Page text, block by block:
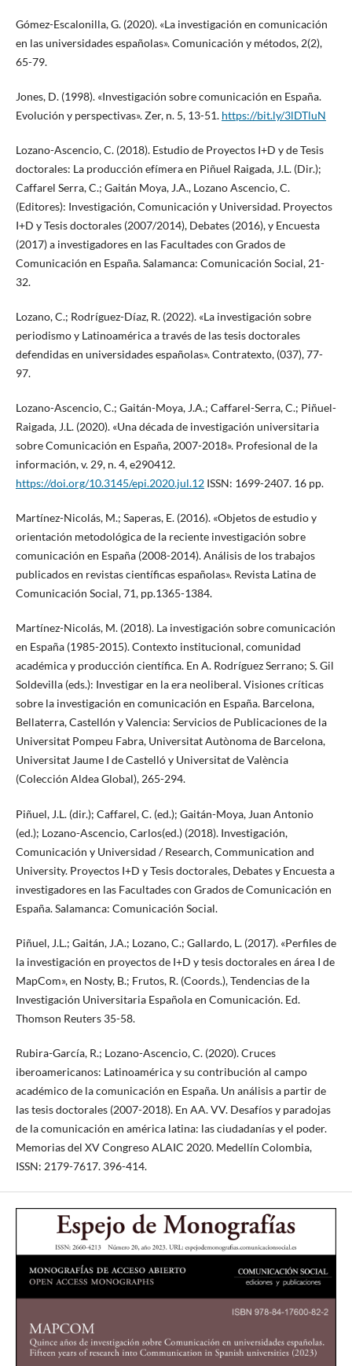
Gómez-Escalonilla, G. (2020). «La investigación en comunicación
en las universidades españolas». Comunicación y métodos, 2(2),
65-79.
Jones, D. (1998). «Investigación sobre comunicación en España.
Evolución y perspectivas». Zer, n. 5, 13-51. https://bit.ly/3lDTluN
Lozano-Ascencio, C. (2018). Estudio de Proyectos I+D y de Tesis
doctorales: La producción efímera en Piñuel Raigada, J.L. (Dir.);
Caffarel Serra, C.; Gaitán Moya, J.A., Lozano Ascencio, C.
(Editores): Investigación, Comunicación y Universidad. Proyectos
I+D y Tesis doctorales (2007/2014), Debates (2016), y Encuesta
(2017) a investigadores en las Facultades con Grados de
Comunicación en España. Salamanca: Comunicación Social, 21-
32.
Lozano, C.; Rodríguez-Díaz, R. (2022). «La investigación sobre
periodismo y Latinoamérica a través de las tesis doctorales
defendidas en universidades españolas». Contratexto, (037), 77-
97.
Lozano-Ascencio, C.; Gaitán-Moya, J.A.; Caffarel-Serra, C.; Piñuel-
Raigada, J.L. (2020). «Una década de investigación universitaria
sobre Comunicación en España, 2007-2018». Profesional de la
información, v. 29, n. 4, e290412.
https://doi.org/10.3145/epi.2020.jul.12ISSN: 1699-2407. 16 pp.
Martínez-Nicolás, M.; Saperas, E. (2016). «Objetos de estudio y
orientación metodológica de la reciente investigación sobre
comunicación en España (2008-2014). Análisis de los trabajos
publicados en revistas científicas españolas». Revista Latina de
Comunicación Social, 71, pp.1365-1384.
Martínez-Nicolás, M. (2018). La investigación sobre comunicación
en España (1985-2015). Contexto institucional, comunidad
académica y producción científica. En A. Rodríguez Serrano; S. Gil
Soldevilla (eds.): Investigar en la era neoliberal. Visiones críticas
sobre la investigación en comunicación en España. Barcelona,
Bellaterra, Castellón y Valencia: Servicios de Publicaciones de la
Universitat Pompeu Fabra, Universitat Autònoma de Barcelona,
Universitat Jaume I de Castelló y Universitat de València
(Colección Aldea Global), 265-294.
Piñuel, J.L. (dir.); Caffarel, C. (ed.); Gaitán-Moya, Juan Antonio
(ed.); Lozano-Ascencio, Carlos(ed.) (2018). Investigación,
Comunicación y Universidad / Research, Communication and
University. Proyectos I+D y Tesis doctorales, Debates y Encuesta a
investigadores en las Facultades con Grados de Comunicación en
España. Salamanca: Comunicación Social.
Piñuel, J.L.; Gaitán, J.A.; Lozano, C.; Gallardo, L. (2017). «Perfiles de
la investigación en proyectos de I+D y tesis doctorales en área I de
MapCom», en Nosty, B.; Frutos, R. (Coords.), Tendencias de la
Investigación Universitaria Española en Comunicación. Ed.
Thomson Reuters 35-58.
Rubira-García, R.; Lozano-Ascencio, C. (2020). Cruces
iberoamericanos: Latinoamérica y su contribución al campo
académico de la comunicación en España. Un análisis a partir de
las tesis doctorales (2007-2018). En AA. VV. Desafíos y paradojas
de la comunicación en américa latina: las ciudadanías y el poder.
Memorias del XV Congreso ALAIC 2020. Medellín Colombia,
ISSN: 2179-7617. 396-414.